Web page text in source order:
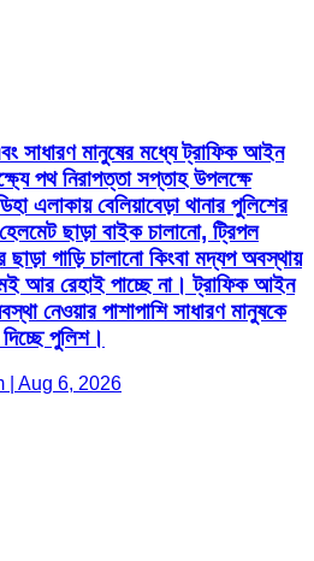
সাধারণ মানুষের মধ্যে ট্রাফিক আইন
পথ নিরাপত্তা সপ্তাহ উপলক্ষে
এলাকায় বেলিয়াবেড়া থানার পুলিশের
ছাড়া বাইক চালানো, ট্রিপল
গাড়ি চালানো কিংবা মদ্যপ অবস্থায়
আর রেহাই পাচ্ছে না। ট্রাফিক আইন
নেওয়ার পাশাপাশি সাধারণ মানুষকে
দিচ্ছে পুলিশ।
| Aug 6, 2026